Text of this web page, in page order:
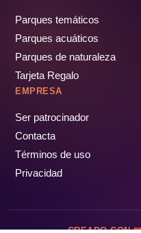
Parques temáticos
Parques acuáticos
Parques de naturaleza
Tarjeta Regalo
EMPRESA
Ser patrocinador
Contacta
Términos de uso
Privacidad
CREADO CON